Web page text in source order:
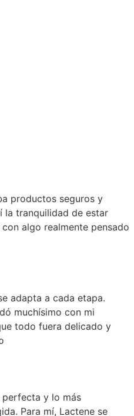
productos seguros y
la tranquilidad de estar
algo realmente pensado
adapta a cada etapa.
muchísimo con mi
todo fuera delicado y
perfecta y lo más
Para mí, Lactene se